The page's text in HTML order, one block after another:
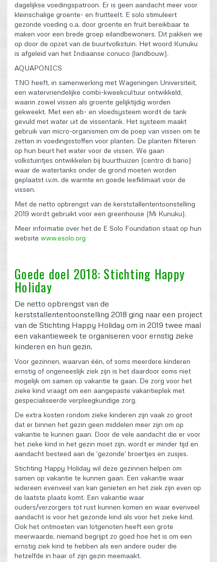
dagelijkse voedingspatroon. Er is geen aandacht meer voor
kleinschalige groente- en fruitteelt. E solo stimuleert
gezonde voeding o.a. door groente en fruit bereikbaar te
maken voor een brede groep eilandbewoners. Dit pakken we
op door de opzet van de buurtvolkstuin. Het woord Kunuku
is afgeleid van het Indiaanse conuco (landbouw).
AQUAPONICS
TNO heeft, in samenwerking met Wageningen Universiteit,
een watervriendelijke combi-kweekcultuur ontwikkeld,
waarin zowel vissen als groente gelijktijdig worden
gekweekt. Met een eb- en vloedsysteem wordt de tank
gevuld met water uit de vissentank. Het systeem maakt
gebruik van micro-organismen om de poep van vissen om te
zetten in voedingsstoffen voor planten. De planten filteren
op hun beurt het water voor de vissen. We gaan
volkstuintjes ontwikkelen bij buurthuizen (centro di bario)
waar de watertanks onder de grond moeten worden
geplaatst i.v.m. de warmte en goede leefklimaat voor de
vissen.
Met de netto opbrengst van de kerststallententoonstelling
2019 wordt gebruikt voor een greenhouse (Mi Kunuku).
Meer informatie over het de E Solo Foundation staat op hun
website www.esolo.org
Goede doel 2018: Stichting Happy
Holiday
De netto opbrengst van de
kerststallententoonstelling 2018 ging naar een project
van de Stichting Happy Holiday om in 2019 twee maal
een vakantieweek te organiseren voor ernstig zieke
kinderen en hun gezin.
Voor gezinnen, waarvan één, of soms meerdere kinderen
ernstig of ongeneeslijk ziek zijn is het daardoor soms niet
mogelijk om samen op vakantie te gaan. De zorg voor het
zieke kind vraagt om een aangepaste vakantieplek met
gespecialiseerde verpleegkundige zorg.
De extra kosten rondom zieke kinderen zijn vaak zo groot
dat er binnen het gezin geen middelen meer zijn om op
vakantie te kunnen gaan. Door de vele aandacht die er voor
het zieke kind in het gezin moet zijn, wordt er minder tijd en
aandacht besteed aan de 'gezonde' broertjes en zusjes.
Stichting Happy Holiday wil deze gezinnen helpen om
samen op vakantie te kunnen gaan. Een vakantie waar
iedereen evenveel van kan genieten en het ziek zijn even op
de laatste plaats komt. Een vakantie waar
ouders/verzorgers tot rust kunnen komen en waar evenveel
aandacht is voor het gezonde kind als voor het zieke kind.
Ook het ontmoeten van lotgenoten heeft een grote
meerwaarde, niemand begrijpt zo goed hoe het is om een
ernstig ziek kind te hebben als een andere ouder die
hetzelfde in haar of zijn gezin meemaakt.